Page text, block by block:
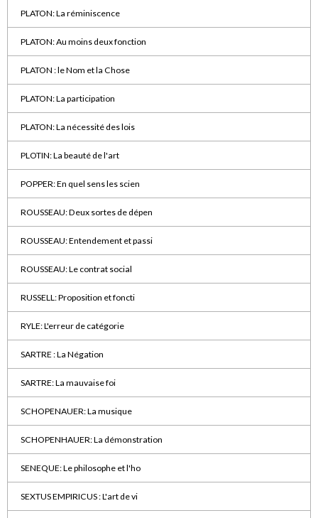
PLATON: La réminiscence
PLATON: Au moins deux fonction
PLATON : le Nom et la Chose
PLATON: La participation
PLATON: La nécessité des lois
PLOTIN: La beauté de l'art
POPPER: En quel sens les scien
ROUSSEAU: Deux sortes de dépen
ROUSSEAU: Entendement et passi
ROUSSEAU: Le contrat social
RUSSELL: Proposition et foncti
RYLE: L'erreur de catégorie
SARTRE : La Négation
SARTRE: La mauvaise foi
SCHOPENAUER: La musique
SCHOPENHAUER: La démonstration
SENEQUE: Le philosophe et l'ho
SEXTUS EMPIRICUS : L'art de vi